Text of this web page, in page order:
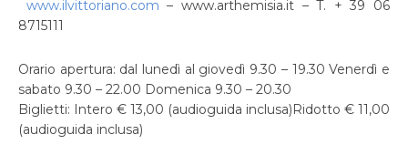
www.ilvittoriano.com – www.arthemisia.it – T. + 39 06
8715111
Orario apertura: dal lunedì al giovedì 9.30 – 19.30 Venerdì e
sabato 9.30 – 22.00 Domenica 9.30 – 20.30
Biglietti: Intero € 13,00 (audioguida inclusa)Ridotto € 11,00
(audioguida inclusa)